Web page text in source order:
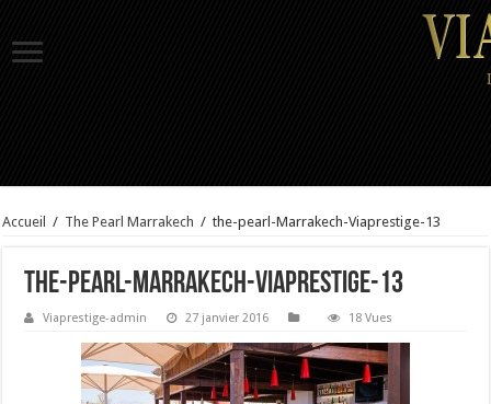
Accueil / The Pearl Marrakech / the-pearl-Marrakech-Viaprestige-13
the-pearl-Marrakech-Viaprestige-13
Viaprestige-admin 27 janvier 2016 18 Vues